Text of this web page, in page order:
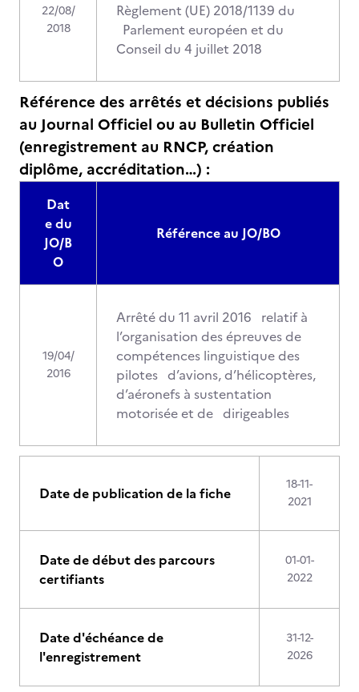
22/08/
2018
Règlement (UE) 2018/1139 du
Parlement européen et du
Conseil du 4 juillet 2018
Référence des arrêtés et décisions publiés
au Journal Officiel ou au Bulletin Officiel
(enregistrement au RNCP, création
diplôme, accréditation…) :
Dat
e du
JO/B
O
Référence au JO/BO
19/04/
2016
Arrêté du 11 avril 2016 relatif à
l’organisation des épreuves de
compétences linguistique des
pilotes d’avions, d’hélicoptères,
d’aéronefs à sustentation
motorisée et de dirigeables
Date de publication de la fiche
18-11-
2021
Date de début des parcours
certifiants
01-01-
2022
Date d'échéance de
l'enregistrement
31-12-
2026